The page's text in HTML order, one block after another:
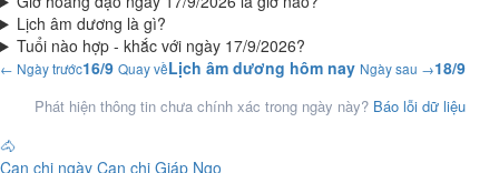
Lịch âm dương là gì?
Tuổi nào hợp - khắc với ngày 17/9/2026?
← Ngày trước16/9 Quay vềLịch âm dương hôm nay Ngày sau →18/9
Phát hiện thông tin chưa chính xác trong ngày này? Báo lỗi dữ liệu
🐴
Can chi ngày Can chi Giáp Ngọ